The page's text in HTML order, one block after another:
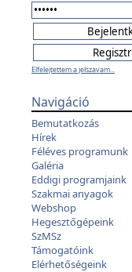
Elfelejtettem a jelszavam...
Navigáció
Bemutatkozás
Hírek
Féléves programunk
Galéria
Eddigi programjaink
Szakmai anyagok
Webshop
Hegesztőgépeink
SzMSz
Támogatóink
Elérhetőségeink